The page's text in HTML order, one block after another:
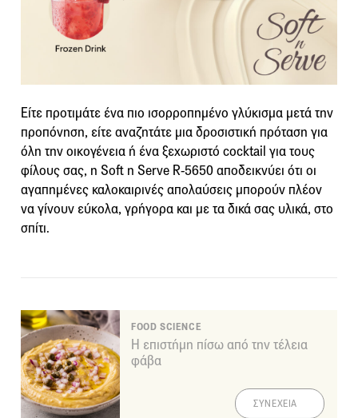
Είτε προτιμάτε ένα πιο ισορροπημένο γλύκισμα μετά την
προπόνηση, είτε αναζητάτε μια δροσιστική πρόταση για
όλη την οικογένεια ή ένα ξεχωριστό cocktail για τους
φίλους σας, η Soft n Serve R-5650 αποδεικνύει ότι οι
αγαπημένες καλοκαιρινές απολαύσεις μπορούν πλέον
να γίνουν εύκολα, γρήγορα και με τα δικά σας υλικά, στο
σπίτι.
FOOD SCIENCE
Η επιστήμη πίσω από την τέλεια
φάβα
ΣΥΝΕΧΕΙΑ